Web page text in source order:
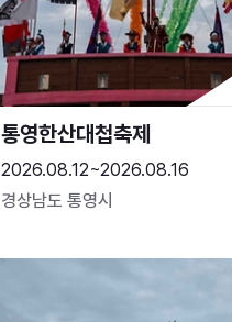
통영한산대첩축제
2026.08.12~2026.08.16
경상남도 통영시